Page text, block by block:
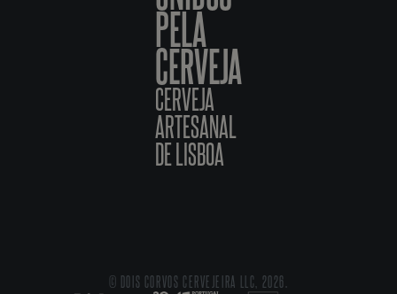
PELA
CERVEJA
CERVEJA
ARTESANAL
DE LISBOA
© DOIS CORVOS CERVEJEIRA LLC, 2026.